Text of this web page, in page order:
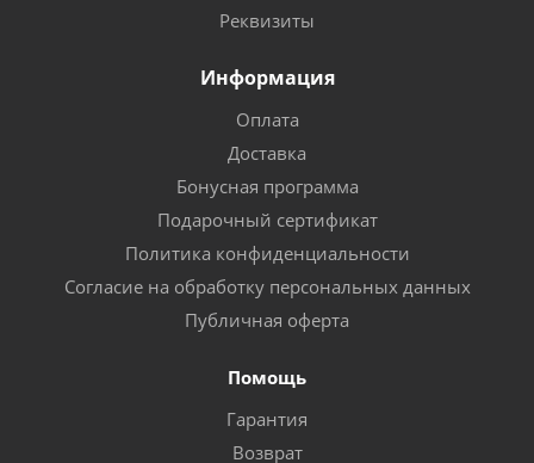
Реквизиты
Информация
Оплата
Доставка
Бонусная программа
Подарочный сертификат
Политика конфиденциальности
Согласие на обработку персональных данных
Публичная оферта
Помощь
Гарантия
Возврат